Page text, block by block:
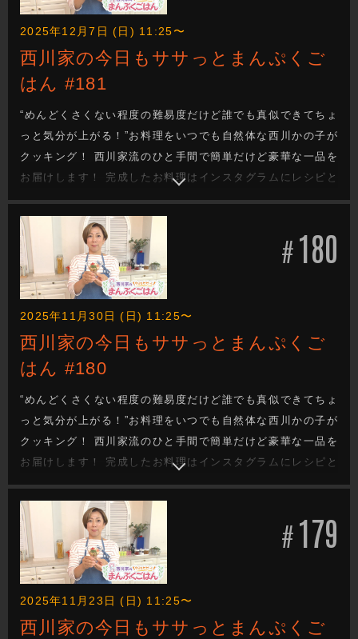
2025年12月7日 (日) 11:25〜
西川家の今日もササっとまんぷくご
はん #181
“めんどくさくない程度の難易度だけど誰でも真似できてちょ
っと気分が上がる！”お料理をいつでも自然体な西川かの子が
クッキング！ 西川家流のひと手間で簡単だけど豪華な一品を
お届けします！ 完成したお料理はインスタグラムにレシピと
一緒にあげていきます！
#180
2025年11月30日 (日) 11:25〜
西川家の今日もササっとまんぷくご
はん #180
“めんどくさくない程度の難易度だけど誰でも真似できてちょ
っと気分が上がる！”お料理をいつでも自然体な西川かの子が
クッキング！ 西川家流のひと手間で簡単だけど豪華な一品を
お届けします！ 完成したお料理はインスタグラムにレシピと
一緒にあげていきます！
#179
2025年11月23日 (日) 11:25〜
西川家の今日もササっとまんぷくご